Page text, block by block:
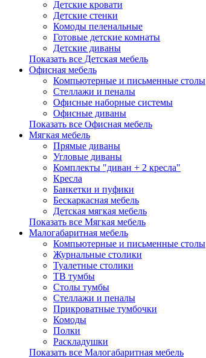
Детские кровати
Детские стенки
Комоды пеленальные
Готовые детские комнаты
Детские диваны
Показать все Детская мебель
Офисная мебель
Компьютерные и письменные столы
Стеллажи и пеналы
Офисные наборные системы
Офисные диваны
Показать все Офисная мебель
Мягкая мебель
Прямые диваны
Угловые диваны
Комплекты "диван + 2 кресла"
Кресла
Банкетки и пуфики
Бескаркасная мебель
Детская мягкая мебель
Показать все Мягкая мебель
Малогабаритная мебель
Компьютерные и письменные столы
Журнальные столики
Туалетные столики
ТВ тумбы
Столы тумбы
Стеллажи и пеналы
Прикроватные тумбочки
Комоды
Полки
Раскладушки
Показать все Малогабаритная мебель